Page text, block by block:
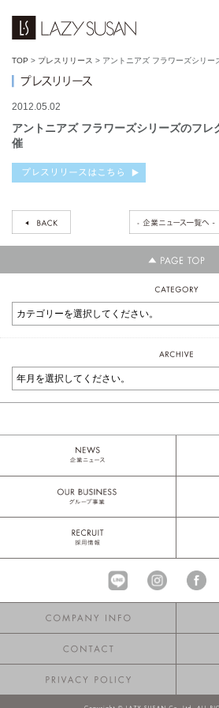
TOP > プレスリリース > アントニアズ フラワーズシリー
2012.05.02
アントニアズ フラワーズシリーズのフレ
催